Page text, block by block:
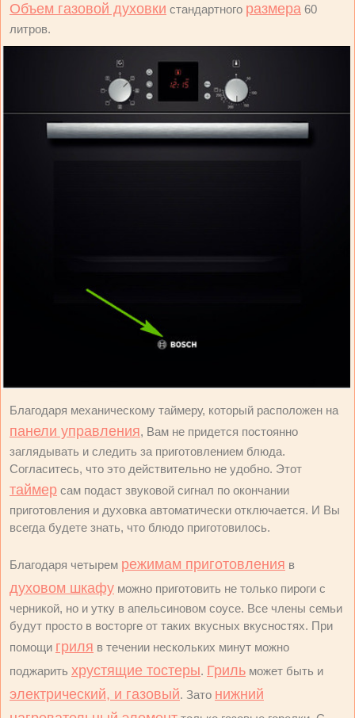
Объем газовой духовки стандартного размера 60
литров.
Благодаря механическому таймеру, который расположен на
панели управления, Вам не придется постоянно
заглядывать и следить за приготовлением блюда.
Согласитесь, что это действительно не удобно. Этот
таймер сам подаст звуковой сигнал по окончании
приготовления и духовка автоматически отключается. И Вы
всегда будете знать, что блюдо приготовилось.
Благодаря четырем режимам приготовления в
духовом шкафу можно приготовить не только пироги с
черникой, но и утку в апельсиновом соусе. Все члены семьи
будут просто в восторге от таких вкусных вкусностях. При
помощи гриля в течении нескольких минут можно
поджарить хрустящие тостеры. Гриль может быть и
электрический, и газовый. Зато нижний